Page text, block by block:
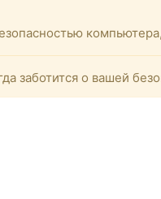
заботится о вашей